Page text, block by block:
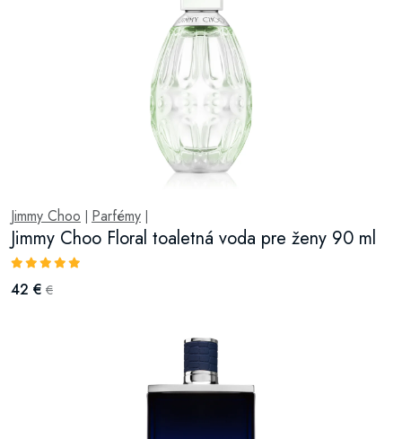
Jimmy Choo Parfémy
Jimmy Choo Floral toaletná voda pre ženy 90 ml
42 € €